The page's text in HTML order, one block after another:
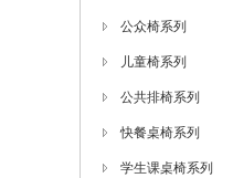
公众椅系列
儿童椅系列
公共排椅系列
快餐桌椅系列
学生课桌椅系列